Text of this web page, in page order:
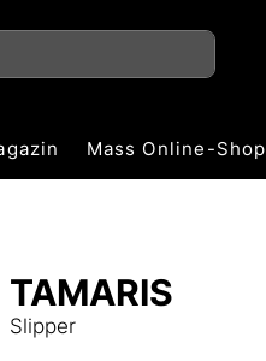
Mass Online-Shop
TAMARIS
Slipper